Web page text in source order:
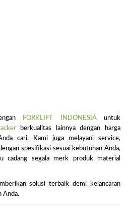
FORKLIFT INDONESIAuntuk
berkualitas lainnya dengan harga
cari. Kami juga melayani service,
spesifikasi sesuai kebutuhan Anda,
cadang segala merk produk material
solusi terbaik demi kelancaran
Anda.